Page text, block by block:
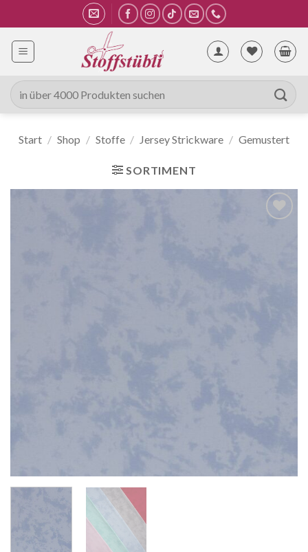
Inhalt
springen
Suche
nach:
Start / Shop / Stoffe / Jersey Strickware / Gemustert
SORTIMENT